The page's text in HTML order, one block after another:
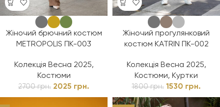
Жіночий брючний костюм
METROPOLIS ПК-003
Колекція Весна 2025,
Костюми
2700грн. 2025 грн.
Жіночий прогулянковий
костюм KATRIN ПК-002
Колекція Весна 2025,
Костюми, Куртки
1800грн. 1530 грн.